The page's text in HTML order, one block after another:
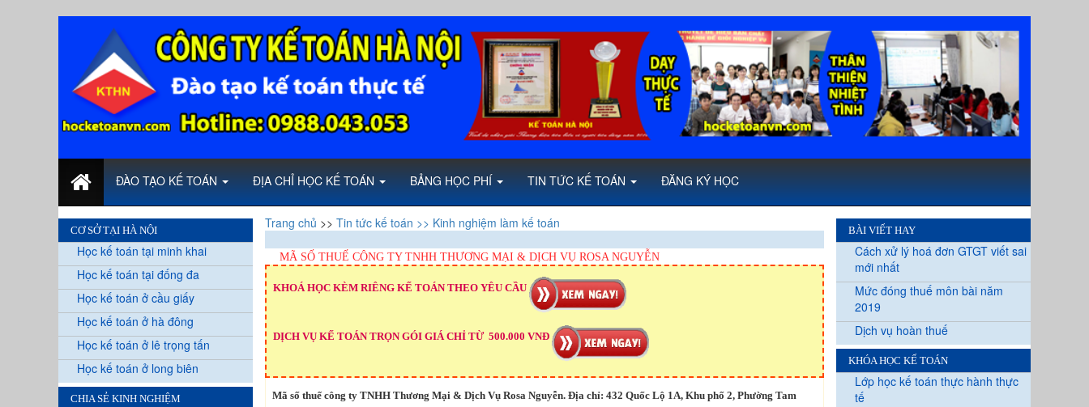
ĐÀO TẠO KẾ TOÁN ĐỊA CHỈ HỌC KẾ TOÁN BẢNG HỌC PHÍ TIN TỨC KẾ TOÁN ĐĂNG KÝ HỌC
CƠ SỞ TẠI HÀ NỘI
Học kế toán tại minh khai
Học kế toán tại đống đa
Học kế toán ở cầu giấy
Học kế toán ở hà đông
Học kế toán ở lê trọng tấn
Học kế toán ở long biên
CHIA SẺ KINH NGHIỆM
Trang chủ >> Tin tức kế toán >> Kinh nghiệm làm kế toán
MÃ SỐ THUẾ CÔNG TY TNHH THƯƠNG MẠI & DỊCH VỤ ROSA NGUYỄN
KHOÁ HỌC KÈM RIÊNG KẾ TOÁN THEO YÊU CẦU
DỊCH VỤ KẾ TOÁN TRỌN GÓI GIÁ CHỈ TỪ 500.000 VNĐ
Mã số thuế công ty TNHH Thương Mại & Dịch Vụ Rosa Nguyễn. Địa chỉ: 432 Quốc Lộ 1A, Khu phố 2, Phường Tam
BÀI VIẾT HAY
Cách xử lý hoá đơn GTGT viết sai
mới nhất
Mức đóng thuế môn bài năm
2019
Dịch vụ hoàn thuế
KHÓA HỌC KẾ TOÁN
Lớp học kế toán thực hành thực
tế